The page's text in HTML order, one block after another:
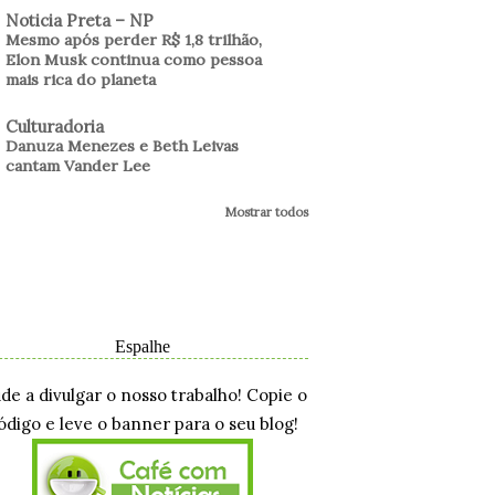
Noticia Preta – NP
Mesmo após perder R$ 1,8 trilhão,
Elon Musk continua como pessoa
mais rica do planeta
Culturadoria
Danuza Menezes e Beth Leivas
cantam Vander Lee
Mostrar todos
Espalhe
a divulgar o nosso trabalho! Copie o
e leve o banner para o seu blog!